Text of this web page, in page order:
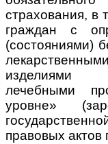
страхования, в
граждан с
(состояниями)
изделиями
лечебными
уровне»
правовых